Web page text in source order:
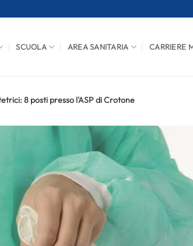
SCUOLA AREA SANITARIA CARRIERE
8 posti presso l'ASP di Crotone